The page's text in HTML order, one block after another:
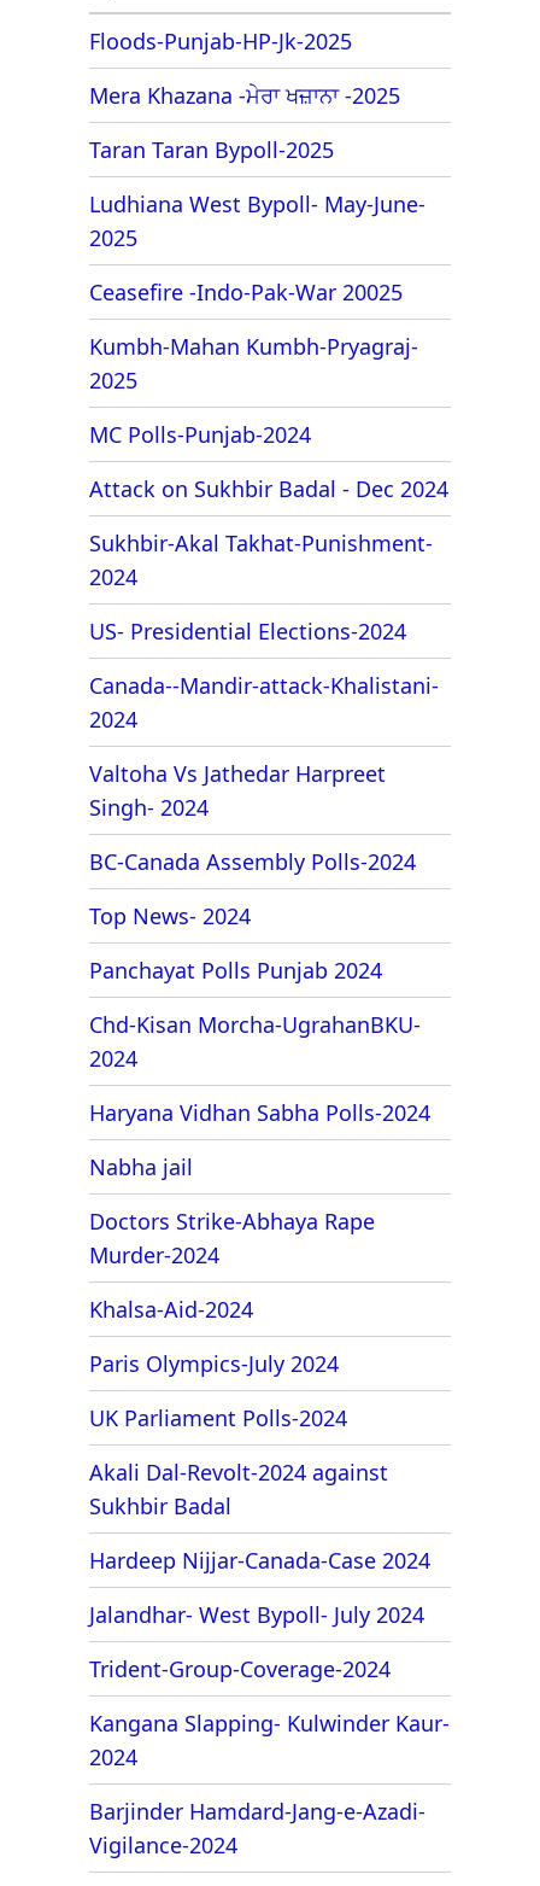
Floods-Punjab-HP-Jk-2025
Mera Khazana -ਮੇਰਾ ਖਜ਼ਾਨਾ -2025
Taran Taran Bypoll-2025
Ludhiana West Bypoll- May-June-
2025
Ceasefire -Indo-Pak-War 20025
Kumbh-Mahan Kumbh-Pryagraj-
2025
MC Polls-Punjab-2024
Attack on Sukhbir Badal - Dec 2024
Sukhbir-Akal Takhat-Punishment-
2024
US- Presidential Elections-2024
Canada--Mandir-attack-Khalistani-
2024
Valtoha Vs Jathedar Harpreet
Singh- 2024
BC-Canada Assembly Polls-2024
Top News- 2024
Panchayat Polls Punjab 2024
Chd-Kisan Morcha-UgrahanBKU-
2024
Haryana Vidhan Sabha Polls-2024
Nabha jail
Doctors Strike-Abhaya Rape
Murder-2024
Khalsa-Aid-2024
Paris Olympics-July 2024
UK Parliament Polls-2024
Akali Dal-Revolt-2024 against
Sukhbir Badal
Hardeep Nijjar-Canada-Case 2024
Jalandhar- West Bypoll- July 2024
Trident-Group-Coverage-2024
Kangana Slapping- Kulwinder Kaur-
2024
Barjinder Hamdard-Jang-e-Azadi-
Vigilance-2024